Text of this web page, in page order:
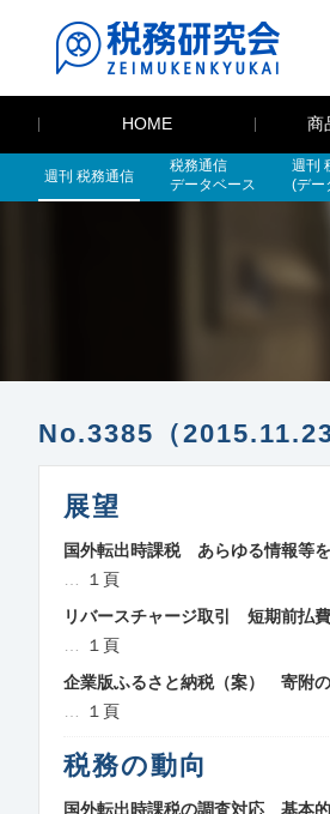
HOME 商
週刊 税務通信
税務通信
データベース
週刊
(デー
No.3385（2015.11.23
展望
国外転出時課税 あらゆる情報等
１頁
リバースチャージ取引 短期前払
１頁
企業版ふるさと納税（案） 寄附
１頁
税務の動向
国外転出時課税の調査対応 基本